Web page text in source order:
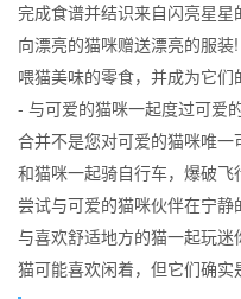
完成食谱并结识来自闪亮星星
向漂亮的猫咪赠送漂亮的服装!
喂猫美味的零食，并成为它们
- 与可爱的猫咪一起度过可爱
合并不是您对可爱的猫咪唯一
和猫咪一起骑自行车，爆破飞
尝试与可爱的猫咪伙伴在宁静
与喜欢舒适地方的猫一起玩迷
猫可能喜欢闲着，但它们确实